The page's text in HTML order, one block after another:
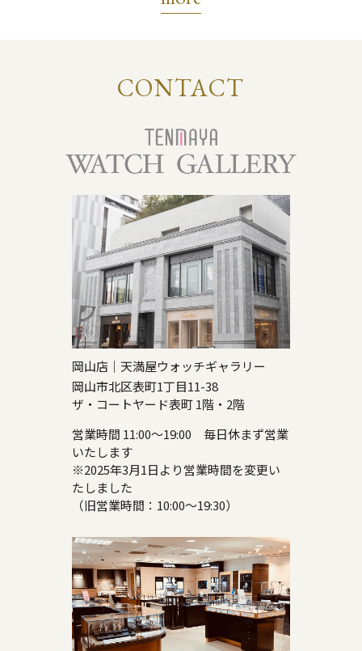
CONTACT
岡山店｜天満屋ウォッチギャラリー
岡山市北区表町1丁目11-38
ザ・コートヤード表町 1階・2階
営業時間 11:00～19:00 毎日休まず営業
いたします
※2025年3月1日より営業時間を変更い
たしました
（旧営業時間：10:00～19:30）